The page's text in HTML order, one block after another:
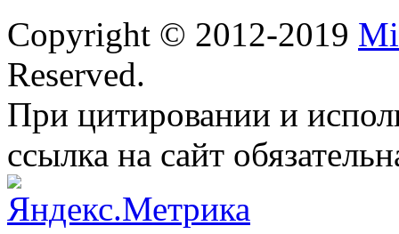
Copyright © 2012-2019
Reserved.
При цитировании и
ссылка на сайт